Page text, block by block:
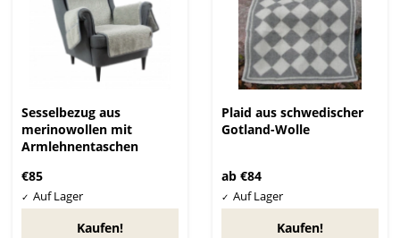
Sesselbezug aus
merinowollen mit
Armlehnentaschen
€85
Kaufen!
Plaid aus schwedischer
Gotland-Wolle
ab €84
Kaufen!